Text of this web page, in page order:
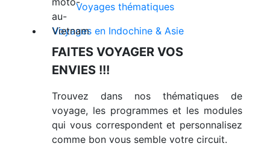
Voyages thématiques
Voyages en Indochine & Asie
FAITES VOYAGER VOS
ENVIES !!!
Trouvez dans nos thématiques de
voyage, les programmes et les modules
qui vous correspondent et personnalisez
comme bon vous semble votre circuit.